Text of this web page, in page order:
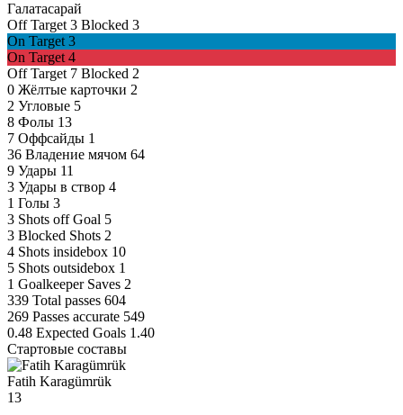
Галатасарай
Off Target 3 Blocked 3
On Target 3
On Target 4
Off Target 7 Blocked 2
0 Жёлтые карточки 2
2 Угловые 5
8 Фолы 13
7 Оффсайды 1
36 Владение мячом 64
9 Удары 11
3 Удары в створ 4
1 Голы 3
3 Shots off Goal 5
3 Blocked Shots 2
4 Shots insidebox 10
5 Shots outsidebox 1
1 Goalkeeper Saves 2
339 Total passes 604
269 Passes accurate 549
0.48 Expected Goals 1.40
Стартовые составы
Fatih Karagümrük
13